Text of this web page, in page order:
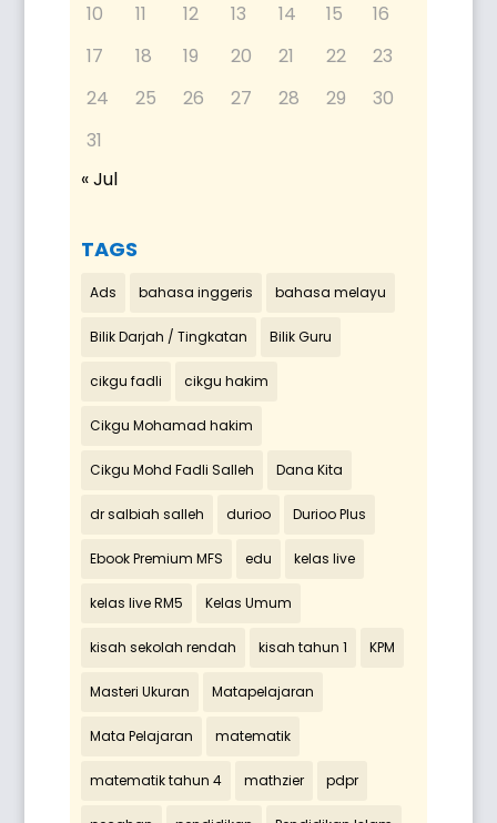
10 11 12 13 14 15
16
17
18 19 20 21 22
23
24
25 26 27 28 29
30
31
« Jul
TAGS
Ads bahasa inggeris bahasa melayu
Bilik Darjah / Tingkatan Bilik Guru
cikgu fadli cikgu hakim
Cikgu Mohamad hakim
Cikgu Mohd Fadli Salleh Dana Kita
dr salbiah salleh durioo Durioo Plus
Ebook Premium MFS edu kelas live
kelas live RM5 Kelas Umum
kisah sekolah rendah kisah tahun 1 KPM
Masteri Ukuran Matapelajaran
Mata Pelajaran matematik
matematik tahun 4 mathzier pdpr